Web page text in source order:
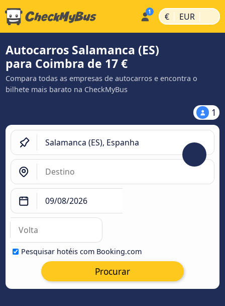
€ | EUR |
Autocarros Salamanca (ES)
para Coimbra de 17 €
Compara todas as empresas de autocarros e encontra o
bilhete mais barato na CheckMyBus
1
Pesquisar hotéis com Booking.com
Procurar